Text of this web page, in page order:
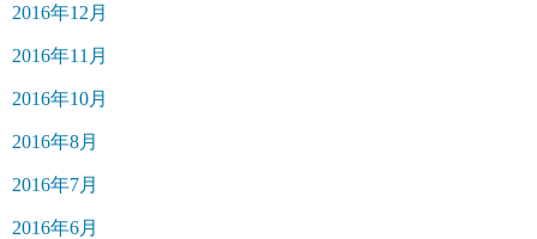
2016年12月
2016年11月
2016年10月
2016年8月
2016年7月
2016年6月